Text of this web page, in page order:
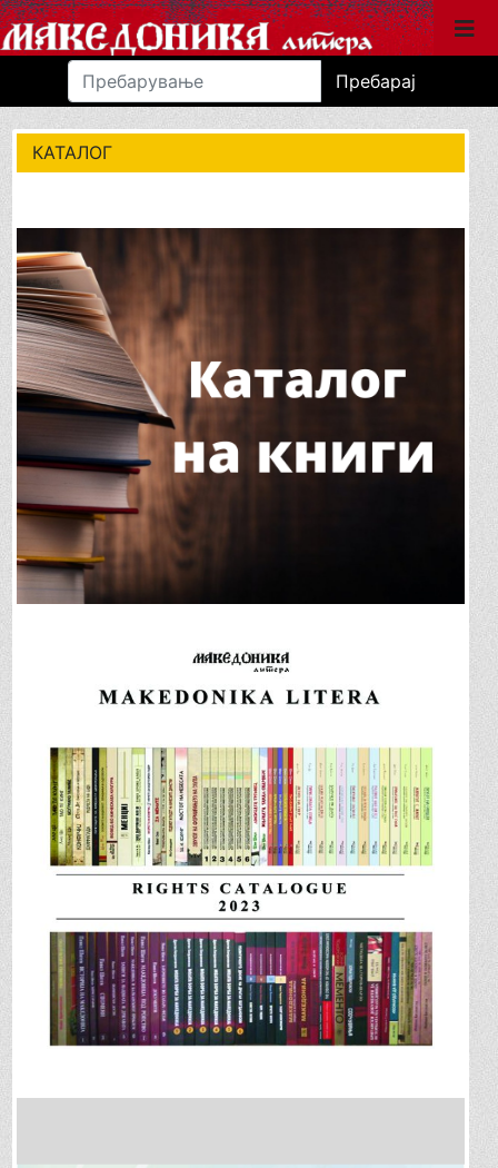
Пребарај
КАТАЛОГ